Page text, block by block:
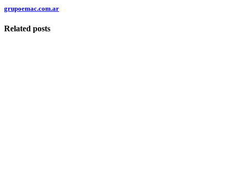
grupoemac.com.ar
Related posts